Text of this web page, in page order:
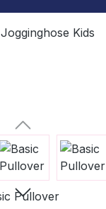
Jogginghose Kids